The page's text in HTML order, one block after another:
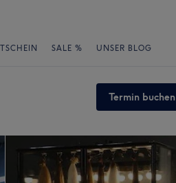
SALE % UNSER BLOG
Termin buchen